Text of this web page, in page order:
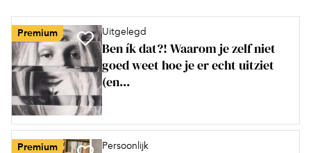
Premium Uitgelegd
Ben ík dat?! Waarom je zelf niet
goed weet hoe je er echt uitziet
(en...
Premium Persoonlijk